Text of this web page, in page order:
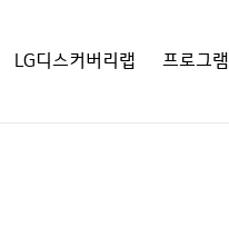
LG디스커버리랩 프로그램